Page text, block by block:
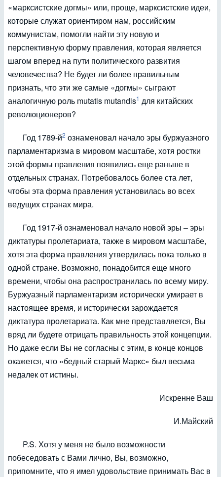
«марксистские догмы» или, проще, марксистские идеи,
которые служат ориентиром нам, российским
коммунистам, помогли найти эту новую и
перспективную форму правления, которая является
шагом вперед на пути политического развития
человечества? Не будет ли более правильным
признать, что эти же самые «догмы» сыграют
аналогичную роль mutatis mutandis1 для китайских
революционеров?
Год 1789-й2 ознаменовал начало эры буржуазного
парламентаризма в мировом масштабе, хотя ростки
этой формы правления появились еще раньше в
отдельных странах. Потребовалось более ста лет,
чтобы эта форма правления установилась во всех
ведущих странах мира.
Год 1917-й ознаменовал начало новой эры – эры
диктатуры пролетариата, также в мировом масштабе,
хотя эта форма правления утвердилась пока только в
одной стране. Возможно, понадобится еще много
времени, чтобы она распространилась по всему миру.
Буржуазный парламентаризм исторически умирает в
настоящее время, и исторически зарождается
диктатура пролетариата. Как мне представляется, Вы
вряд ли будете отрицать правильность этой концепции.
Но даже если Вы не согласны с этим, в конце концов
окажется, что «бедный старый Маркс» был весьма
недалек от истины.
Искренне Ваш
И.Майский
P.S. Хотя у меня не было возможности
побеседовать с Вами лично, Вы, возможно,
припомните, что я имел удовольствие принимать Вас в